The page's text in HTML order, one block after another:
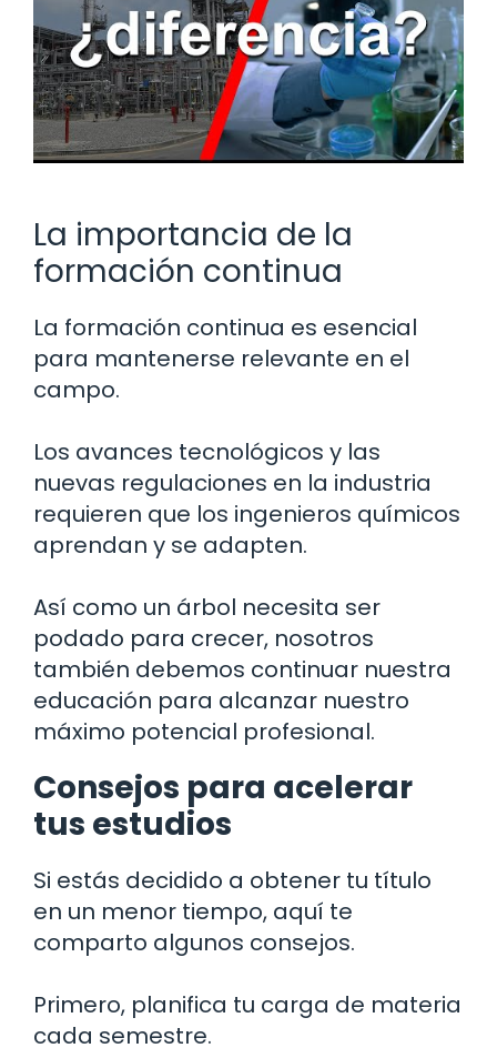
La importancia de la
formación continua
La formación continua es esencial
para mantenerse relevante en el
campo.
Los avances tecnológicos y las
nuevas regulaciones en la industria
requieren que los ingenieros químicos
aprendan y se adapten.
Así como un árbol necesita ser
podado para crecer, nosotros
también debemos continuar nuestra
educación para alcanzar nuestro
máximo potencial profesional.
Consejos para acelerar
tus estudios
Si estás decidido a obtener tu título
en un menor tiempo, aquí te
comparto algunos consejos.
Primero, planifica tu carga de materia
cada semestre.